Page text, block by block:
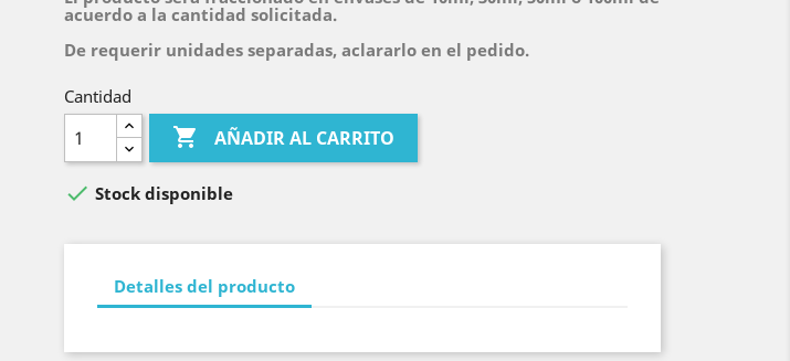
acuerdo a la cantidad solicitada.
De requerir unidades separadas, aclararlo en el pedido.
Cantidad
 AÑADIR AL CARRITO
 Stock disponible
Detalles del producto